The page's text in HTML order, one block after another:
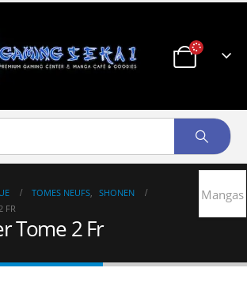
TOMES NEUFS
SHONEN
FR
Tome 2 Fr
Mangas